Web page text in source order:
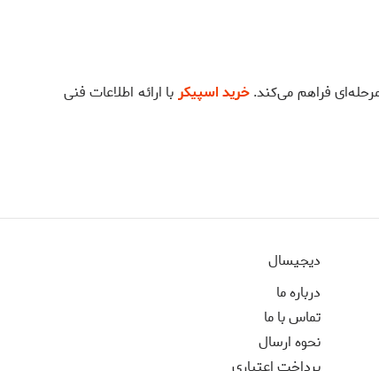
خرید اسپیکربا ارائه اطلاعات فنی
دیجیسال
درباره ما
تماس با ما
نحوه ارسال